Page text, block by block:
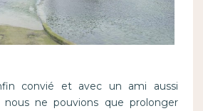
convié et avec un ami aussi
ne pouvions que prolonger